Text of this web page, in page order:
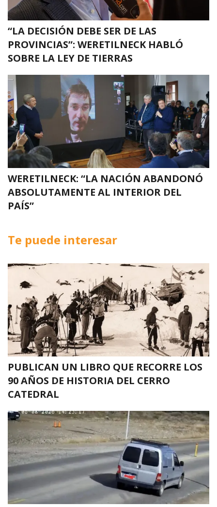
“LA DECISIÓN DEBE SER DE LAS
PROVINCIAS”: WERETILNECK HABLÓ
SOBRE LA LEY DE TIERRAS
WERETILNECK: “LA NACIÓN ABANDONÓ
ABSOLUTAMENTE AL INTERIOR DEL
PAÍS”
Te puede interesar
PUBLICAN UN LIBRO QUE RECORRE LOS
90 AÑOS DE HISTORIA DEL CERRO
CATEDRAL